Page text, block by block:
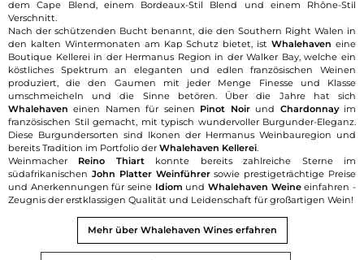
dem Cape Blend, einem Bordeaux-Stil Blend und einem Rhône-Stil
Verschnitt.
Nach der schützenden Bucht benannt, die den Southern Right Walen in
den kalten Wintermonaten am Kap Schutz bietet, istWhalehaven eine
Boutique Kellerei in der Hermanus Region in der Walker Bay, welche ein
köstliches Spektrum an eleganten und edlen französischen Weinen
produziert, die den Gaumen mit jeder Menge Finesse und Klasse
umschmeicheln und die Sinne betören. Über die Jahre hat sich
Whalehaven einen Namen für seinen Pinot Noirund Chardonnayim
französischen Stil gemacht, mit typisch wundervoller Burgunder-Eleganz.
Diese Burgundersorten sind Ikonen der Hermanus Weinbauregion und
bereits Tradition im Portfolio der Whalehaven Kellerei
Weinmacher Reino Thiartkonnte bereits zahlreiche Sterne im
südafrikanischen John Platter Weinführersowie prestigeträchtige Preise
und Anerkennungen für seine Idiom undWhalehaven Weineeinfahren -
Zeugnis der erstklassigen Qualität und Leidenschaft für großartigen Wein!
Mehr über Whalehaven Wines erfahren